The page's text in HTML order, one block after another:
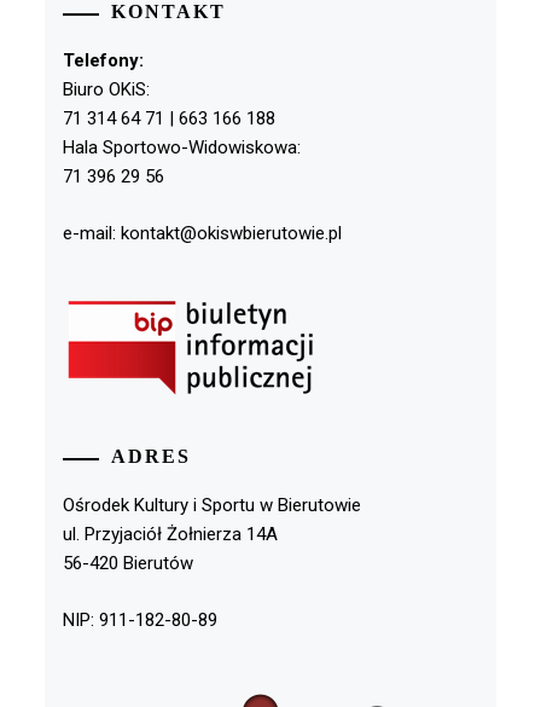
KONTAKT
Telefony:
Biuro OKiS:
71 314 64 71 | 663 166 188
Hala Sportowo-Widowiskowa:
71 396 29 56
e-mail: kontakt@okiswbierutowie.pl
ADRES
Ośrodek Kultury i Sportu w Bierutowie
ul. Przyjaciół Żołnierza 14A
56-420 Bierutów
NIP: 911-182-80-89